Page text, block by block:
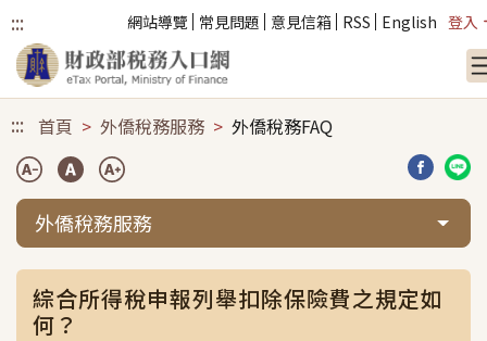
::: 網站導覽 常見問題 意見信箱 RSS English 登入
::: 首頁 外僑稅務服務 外僑稅務FAQ
分享到
分
外僑稅務服務
綜合所得稅申報列舉扣除保險費之規定如
何？